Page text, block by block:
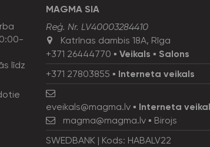
līdz
MAGMA SIA
Reģ. Nr. LV40003284410
Katrīnas dambis 18A, Rīga
+371 26444770 ▪ Veikals ▪ Salons
+371 27803855 ▪ Interneta veikals
eveikals@magma.lv ▪ Interneta
magma@magma.lv▪ Birojs
SWEDBANK | Kods: HABALV22